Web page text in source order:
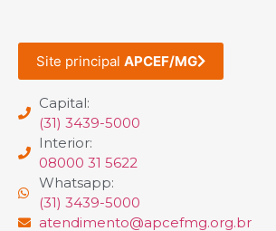
Site principal APCEF/MG
Capital:
(31) 3439-5000
Interior:
08000 31 5622
Whatsapp:
(31) 3439-5000
atendimento@apcefmg.org.br